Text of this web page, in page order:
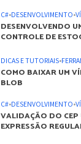
C#•DESENVOLVIMENTO•
DESENVOLVENDO
CONTROLE DE
DICAS E TUTORIAIS•
COMO BAIXAR UM
BLOB
C#•DESENVOLVIMENTO•
VALIDAÇÃO DO
EXPRESSÃO